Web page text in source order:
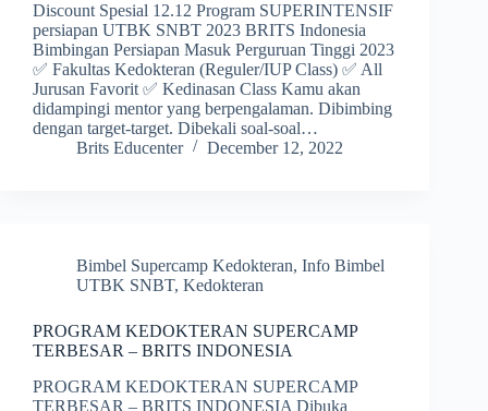
Discount Spesial 12.12 Program SUPERINTENSIF
persiapan UTBK SNBT 2023 BRITS Indonesia
Bimbingan Persiapan Masuk Perguruan Tinggi 2023
✅ Fakultas Kedokteran (Reguler/IUP Class) ✅ All
Jurusan Favorit ✅ Kedinasan Class Kamu akan
didampingi mentor yang berpengalaman. Dibimbing
dengan target-target. Dibekali soal-soal…
Brits Educenter
December 12, 2022
Bimbel Supercamp Kedokteran, Info Bimbel
UTBK SNBT, Kedokteran
PROGRAM KEDOKTERAN SUPERCAMP
TERBESAR – BRITS INDONESIA
PROGRAM KEDOKTERAN SUPERCAMP
TERBESAR – BRITS INDONESIA Dibuka